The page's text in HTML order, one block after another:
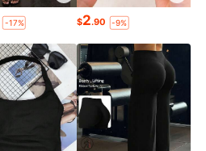
-17% $2.90 -9%